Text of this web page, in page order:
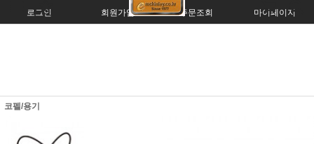
로그인 회원가입 주문조회 마이페이지
코펠/용기